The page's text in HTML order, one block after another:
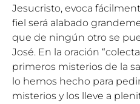
Jesucristo, evoca
fiel será alabado
que de ningún otro se
José. En la oración
primeros misterios de la
lo hemos hecho para
misterios y los lleve a